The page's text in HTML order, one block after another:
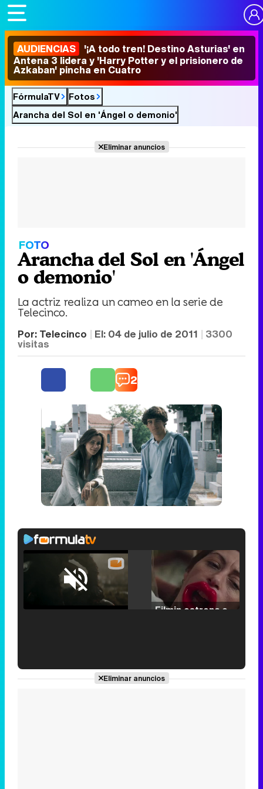
AUDIENCIAS '¡A todo tren! Destino Asturias' en
Antena 3 lidera y 'Harry Potter y el prisionero de
Azkaban' pincha en Cuatro
FórmulaTV
Fotos
Arancha del Sol en 'Ángel o demonio'
Eliminar anuncios
FOTO
Arancha del Sol en 'Ángel
o demonio'
La actriz realiza un cameo en la serie de
Telecinco.
Por: Telecinco El: 04 de julio de 2011 3300
visitas
2
Unmute /
'120 Minutos' celebra sus 2.000 programas en Telemadrid con un vídeo del día a día en la redacción
Eliminar anuncios